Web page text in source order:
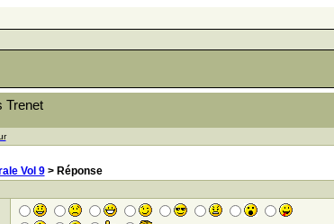
Trenet
Vol 9> Réponse